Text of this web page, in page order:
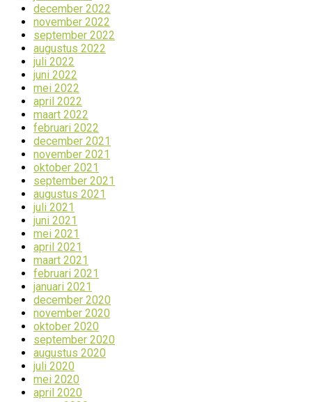
december 2022
november 2022
september 2022
augustus 2022
juli 2022
juni 2022
mei 2022
april 2022
maart 2022
februari 2022
december 2021
november 2021
oktober 2021
september 2021
augustus 2021
juli 2021
juni 2021
mei 2021
april 2021
maart 2021
februari 2021
januari 2021
december 2020
november 2020
oktober 2020
september 2020
augustus 2020
juli 2020
mei 2020
april 2020